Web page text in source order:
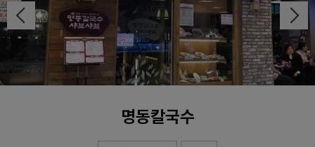
명동칼국수